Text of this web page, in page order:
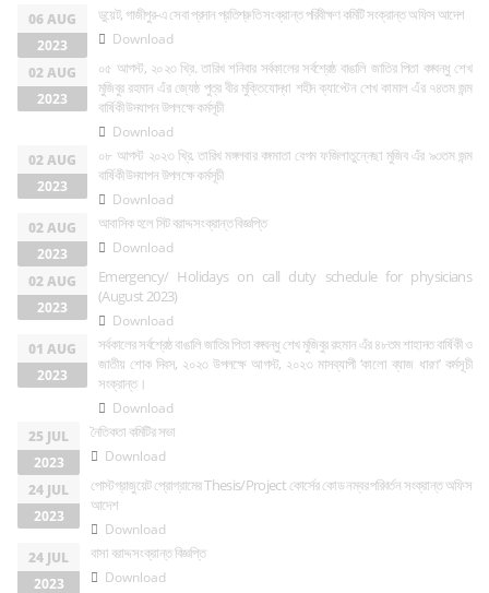
06 AUG
2023
ডুয়েট, গাজীপুর-এ সেবা প্রদান প্রতিশ্রুতি সংক্রান্ত পরিবীক্ষণ কমিটি সংক্রান্ত অফিস আদেশ
Download
02 AUG
2023
০৫ আগস্ট, ২০২৩ খ্রি. তারিখ শনিবার সর্বকালের সর্বশ্রেষ্ঠ বাঙালি জাতির পিতা বঙ্গবন্ধু শেখ
মুজিবুর রহমান এঁর জ্যেষ্ঠ পুত্র বীর মুক্তিযোদ্ধা শহীদ ক্যাপ্টেন শেখ কামাল এঁর ৭৪তম জন্ম
বার্ষিকী উদযাপন উপলক্ষে কর্মসূচী
Download
02 AUG
2023
০৮ আগস্ট ২০২৩ খ্রি. তারিখ মঙ্গলবার বঙ্গমাতা বেগম ফজিলাতুন্নেছা মুজিব এঁর ৯৩তম জন্ম
বার্ষিকী উদযাপন উপলক্ষে কর্মসূচী
Download
02 AUG
2023
আবাসিক হলে সিট বরাদ্দ সংক্রান্ত বিজ্ঞপ্তি
Download
02 AUG
2023
Emergency/ Holidays on call duty schedule for physicians
(August 2023)
Download
01 AUG
2023
সর্বকালের সর্বশ্রেষ্ঠ বাঙালি জাতির পিতা বঙ্গবন্ধু শেখ মুজিবুর রহমান এঁর ৪৮তম শাহাদত বার্ষিকী ও
জাতীয় শোক দিবস, ২০২৩ উপলক্ষে আগস্ট, ২০২৩ মাসব্যাপী ‘কালো ব্যাজ ধারণ’ কর্মসূচী
সংক্রান্ত।
Download
25 JUL
2023
নৈতিকতা কমিটির সভা
Download
24 JUL
2023
পোস্টগ্রাজুয়েট প্রোগ্রামের Thesis/Project কোর্সের কোড নম্বর পরিবর্তন সংক্রান্ত অফিস
আদেশ
Download
24 JUL
2023
বাসা বরাদ্দ সংক্রান্ত বিজ্ঞপ্তি
Download